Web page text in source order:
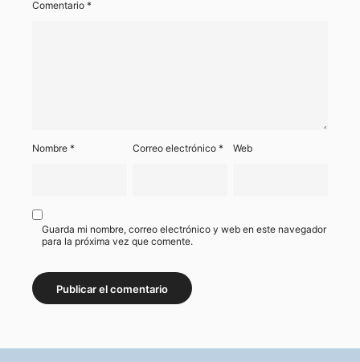
Comentario *
Nombre * Correo electrónico* Web
Guarda mi nombre, correo electrónico y web en este navegador
para la próxima vez que comente.